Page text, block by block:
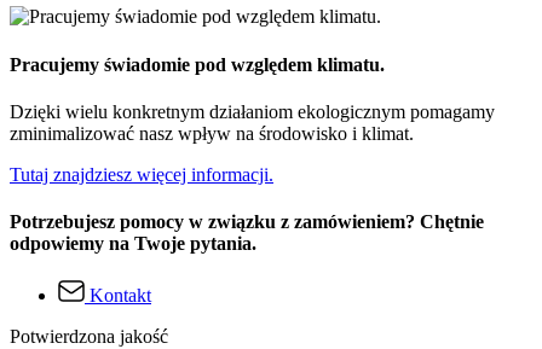
Pracujemy świadomie pod względem klimatu.
Dzięki wielu konkretnym działaniom ekologicznym pomagamy
zminimalizować nasz wpływ na środowisko i klimat.
Tutaj znajdziesz więcej informacji.
Potrzebujesz pomocy w związku z zamówieniem? Chętnie
odpowiemy na Twoje pytania.
Kontakt
Potwierdzona jakość